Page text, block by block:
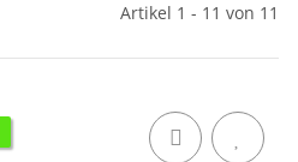
Artikel 1 - 11 von 11